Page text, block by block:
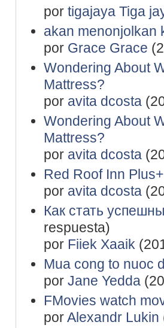
por tigajaya Tiga
akan menonjolkan
por Grace Grace
Wondering About
Mattress?
por avita dcosta
Wondering About
Mattress?
por avita dcosta
Red Roof Inn
por avita dcosta
Как стать
respuesta)
por Fiiek Xaaik
Mua cong to nuoc
por Jane Yedda
FMovies watch
porAlexandr Lukin